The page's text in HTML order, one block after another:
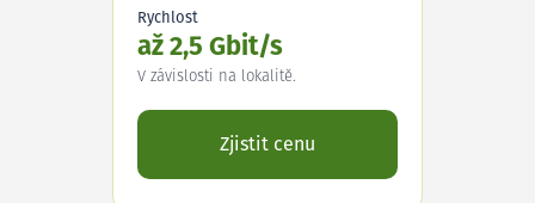
Rychlost
až 2,5 Gbit/s
V závislosti na lokalitě.
Zjistit cenu